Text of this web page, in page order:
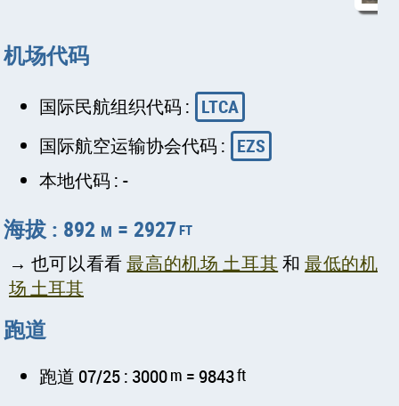
机场代码
国际民航组织代码 : LTCA
国际航空运输协会代码 : EZS
本地代码 : -
海拔 : 892 m = 2927ft
→ 也可以看看最高的机场 土耳其和最低的机
场 土耳其
跑道
跑道 07/25 : 3000m = 9843ft